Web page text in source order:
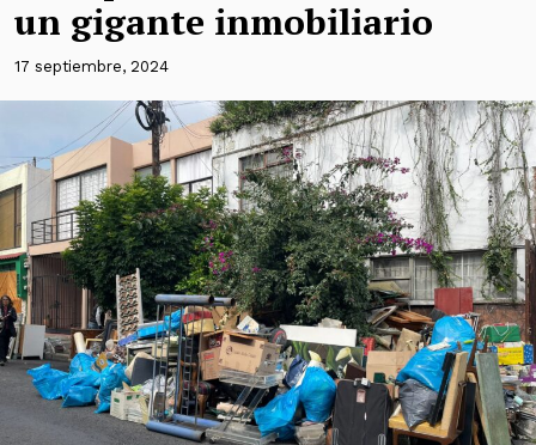
un gigante inmobiliario
17 septiembre, 2024